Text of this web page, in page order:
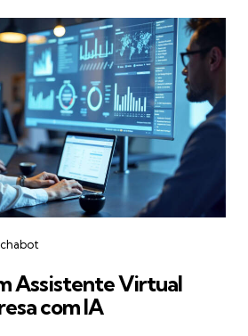
chabot
Assistente Virtual
com IA